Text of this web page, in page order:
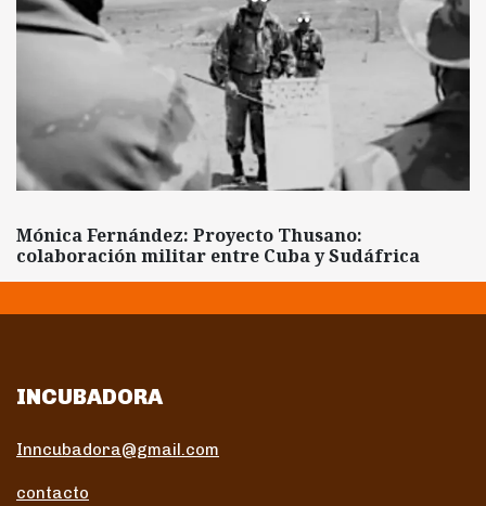
Mónica Fernández: Proyecto Thusano:
colaboración militar entre Cuba y Sudáfrica
INCUBADORA
Inncubadora@gmail.com
contacto